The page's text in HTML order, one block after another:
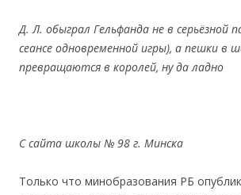
Д. Л. обыграл Гельфанда не в серьёзной
сеансе одновременной игры), а пешки в
превращаются в королей, ну да ладно
C cайта школы № 98 г. Минска
Только что минобразования РБ